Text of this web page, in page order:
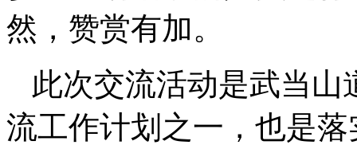
然，赞赏有加。
此次交流活动是武当山
流工作计划之一，也是